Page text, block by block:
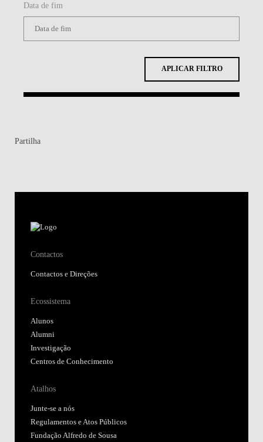
Data de fim
APLICAR FILTRO
Partilha
Contactos
Contactos e Direções
Ecossistema
Alunos
Alumni
Investigação
Centros de Conhecimento
Atalhos
Junte-se a nós
Regulamentos e Atos Públicos
Fundação Alfredo de Sousa